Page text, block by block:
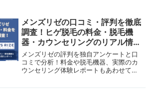
メンズリゼの口コミ・評判を徹底
調査！ヒゲ脱毛の料金・脱毛機
器・カウンセリングのリアル情報
まとめ
メンズリゼの評判を独自アンケートと口
コミで分析！料金や脱毛機器、実際のカ
ウンセリング体験レポートもあわせて紹